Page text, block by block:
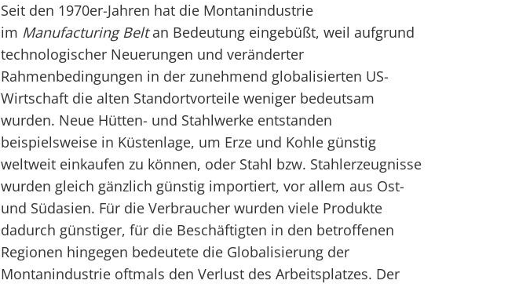
Seit den 1970er-Jahren hat die Montanindustrie
im Manufacturing Beltan Bedeutung eingebüßt, weil aufgrund
technologischer Neuerungen und veränderter
Rahmenbedingungen in der zunehmend globalisierten US-
Wirtschaft die alten Standortvorteile weniger bedeutsam
wurden. Neue Hütten- und Stahlwerke entstanden
beispielsweise in Küstenlage, um Erze und Kohle günstig
weltweit einkaufen zu können, oder Stahl bzw. Stahlerzeugnisse
wurden gleich gänzlich günstig importiert, vor allem aus Ost-
und Südasien. Für die Verbraucher wurden viele Produkte
dadurch günstiger, für die Beschäftigten in den betroffenen
Regionen hingegen bedeutete die Globalisierung der
Montanindustrie oftmals den Verlust des Arbeitsplatzes. Der